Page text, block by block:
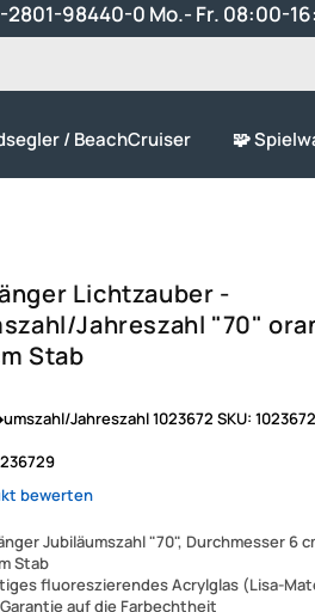
2801-98440-0 Mo.- Fr. 08:00-
/ BeachCruiser 🧩
Lichtzauber -
Jahreszahl "70"
Stab
Jubiläumszahl "70", Durchmesser 6
Stab
fluoreszierendes Acrylglas (Lisa-
auf die Farbechtheit
Jahreszahl 1023672 SKU: 1023672
bewerten